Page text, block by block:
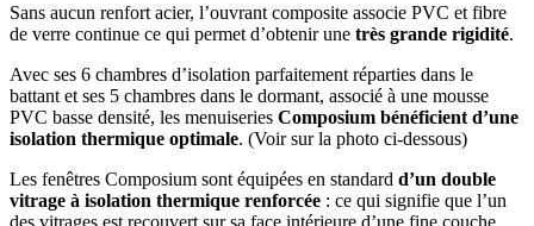
Sans aucun renfort acier, l’ouvrant composite associe PVC et fibre
de verre continue ce qui permet d’obtenir une très grande rigidité.
Avec ses 6 chambres d’isolation parfaitement réparties dans le
battant et ses 5 chambres dans le dormant, associé à une mousse
PVC basse densité, les menuiseries Composium bénéficient d’une
isolation thermique optimale. (Voir sur la photo ci-dessous)
Les fenêtres Composium sont équipées en standard d’un double
vitrage à isolation thermique renforcée : ce qui signifie que l’un
des vitrages est recouvert sur sa face intérieure d’une fine couche